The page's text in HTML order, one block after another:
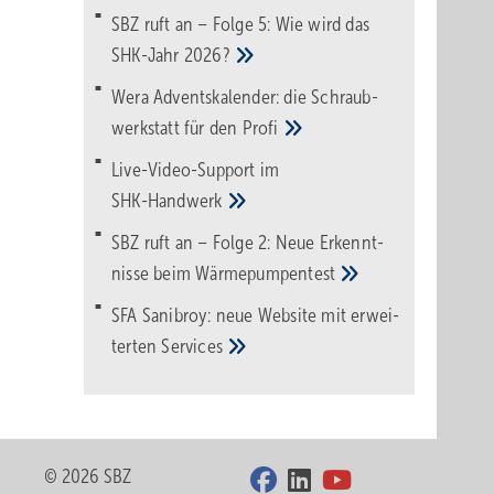
SBZ ruft an – Folge 5: Wie wird das
SHK-Jahr 2026?
Wera Adventskalender: die Schraub­
werk­statt für den Pro­fi
Live-Video-Support im
SHK-Handwerk
SBZ ruft an – Folge 2: Neue Erkennt­
nisse beimWärme­pumpen­test
SFA Sanibroy: neue Web­site mit erwei­
tertenServices
© 2026 SBZ